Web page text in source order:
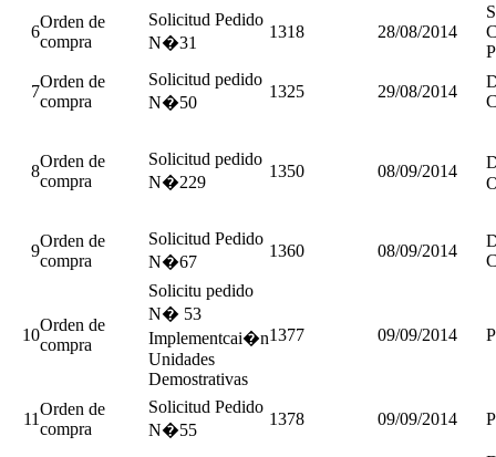
6
Orden de
compra
Solicitud Pedido
N�31
1318 28/08/2014
7
Orden de
compra
Solicitud pedido
N�50
1325 29/08/2014
8
Orden de
compra
Solicitud pedido
N�229
1350 08/09/2014
9
Orden de
compra
Solicitud Pedido
N�67
1360 08/09/2014
10
Orden de
compra
Solicitu pedido
N� 53
Implementcai�n
Unidades
Demostrativas
1377 09/09/2014
11
Orden de
compra
Solicitud Pedido
N�55
1378 09/09/2014